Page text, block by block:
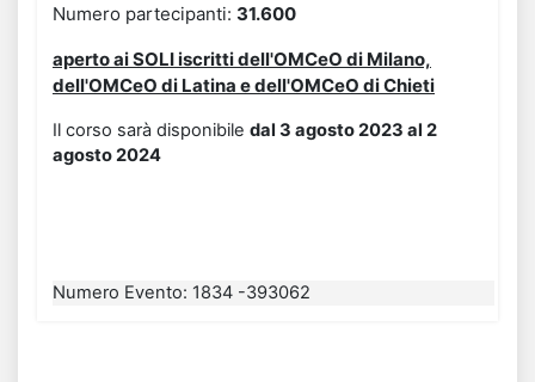
Numero partecipanti: 31.600
aperto ai SOLIiscritti dell'OMCeO di Milano,
dell'OMCeO di Latina e dell'OMCeO di Chieti
Il corso sarà disponibile dal 3 agosto 2023 al 2
agosto 2024
Numero Evento: 1834 -393062